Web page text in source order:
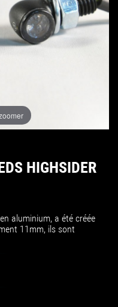
HIGHSIDER
aluminium, a été créée
11mm, ils sont